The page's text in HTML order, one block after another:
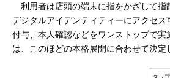
利用者は店頭の端末に指をかざして指
デジタルアイデンティティーにアクセス
付与、本人確認などをワンストップで
は、このほどの本格展開に合わせて決定